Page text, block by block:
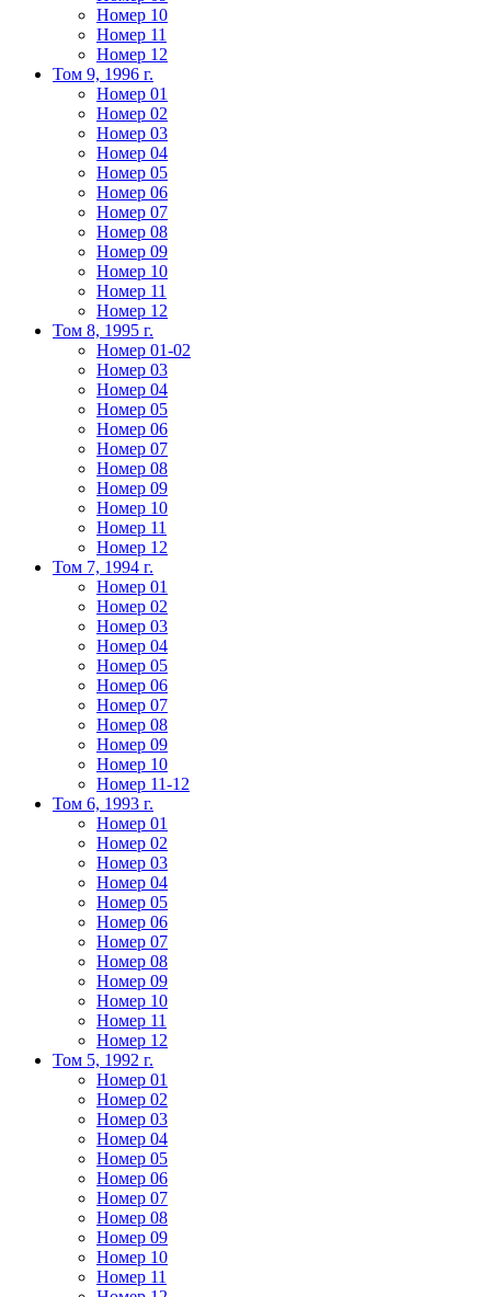
Номер 10
Номер 11
Номер 12
Том 9, 1996 г.
Номер 01
Номер 02
Номер 03
Номер 04
Номер 05
Номер 06
Номер 07
Номер 08
Номер 09
Номер 10
Номер 11
Номер 12
Том 8, 1995 г.
Номер 01-02
Номер 03
Номер 04
Номер 05
Номер 06
Номер 07
Номер 08
Номер 09
Номер 10
Номер 11
Номер 12
Том 7, 1994 г.
Номер 01
Номер 02
Номер 03
Номер 04
Номер 05
Номер 06
Номер 07
Номер 08
Номер 09
Номер 10
Номер 11-12
Том 6, 1993 г.
Номер 01
Номер 02
Номер 03
Номер 04
Номер 05
Номер 06
Номер 07
Номер 08
Номер 09
Номер 10
Номер 11
Номер 12
Том 5, 1992 г.
Номер 01
Номер 02
Номер 03
Номер 04
Номер 05
Номер 06
Номер 07
Номер 08
Номер 09
Номер 10
Номер 11